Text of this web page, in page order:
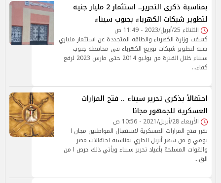
بمناسبة ذكرى التحرير.. استثمار 2 مليار جنيه
لتطوير شبكات الكهرباء بجنوب سيناء
الثلاثاء 25/أبريل/2023 - 11:49 ص
كشفت وزارة الكهرباء والطاقة المتجددة عن استثمار ملياري
جنيه لتطوير شبكات توزيع الكهرباء في محافظه جنوب
سيناء خلال الفترة من يوليو 2014 حتى مارس 2023 لرفع
كفاء…
احتفالاً بذكرى تحرير سيناء .. فتح المزارات
العسكرية للجمهور مجانا
الأربعاء 28/أبريل/2021 - 10:56 ص
تقرر فتح المزارات العسكرية لاستقبال المواطنين مجان ا
يومي و من شهر أبريل الجاري بمناسبة احتفالات مصر
والقوات المسلحة بأعياد تحرير سيناء ويأتي ذلك حرص ا من
الق…